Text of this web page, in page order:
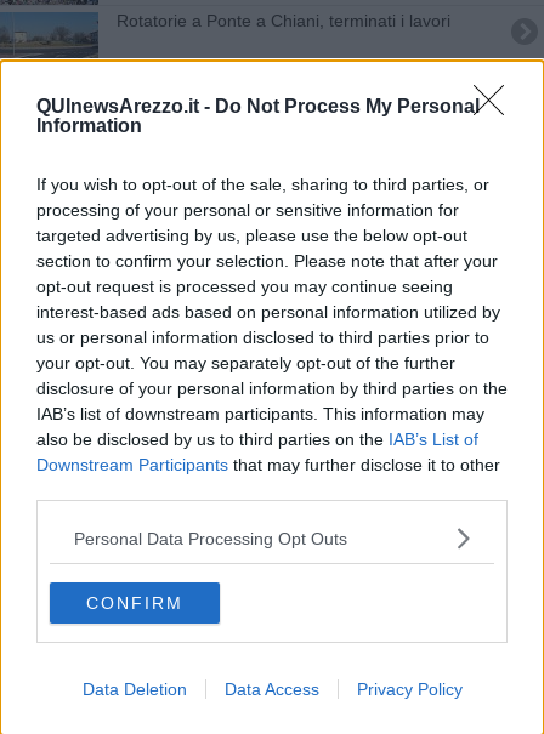
QUInewsArezzo.it - Do Not Process My Personal
Information
If you wish to opt-out of the sale, sharing to third parties, or
processing of your personal or sensitive information for
targeted advertising by us, please use the below opt-out
section to confirm your selection. Please note that after your
opt-out request is processed you may continue seeing
interest-based ads based on personal information utilized by
us or personal information disclosed to third parties prior to
your opt-out. You may separately opt-out of the further
disclosure of your personal information by third parties on the
IAB’s list of downstream participants. This information may
also be disclosed by us to third parties on the IAB’s List of
Downstream Participants that may further disclose it to other
Personal Data Processing Opt Outs
CONFIRM
Data Deletion Data Access Privacy Policy
Rotatorie a Ponte a Chiani, terminati i lavori
Rivoluzione al traffico per la "Maratonina"
​Parcocorsa lunedì 1 aprile variazioni al traffico
Partono i lavori alla rotatoria di Santa Maria
Sicurezza, nuovi marciapiedi e riqualificazione
ToscanaPride, come cambia la viabilità nel
weekend
Bimbimbici: i “superpoteri” della bicicletta
Gold Italy e ArezzoAbilia modificano il traffico
Countdown per la Maratonina Città di Arezzo
Strade sicure a misura di bimbe e bimbi sulla bici
Tutti pronti a scattare, torna la Maratonina